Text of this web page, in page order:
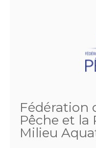
Fédération
Pêche et la
Milieu